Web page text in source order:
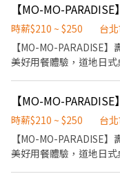
客諮詢服務 3. 店內環境
及閉店整理作業 5. 完成主管交付工作
12:00~21:00 晚班：
六、週日有一天可排班
上。 ✅提供免費溫馨員
無餐飲工作經驗、對餐
『加入三澧 成為家人』
商三澧餐飲集團 HUMAX
台分公司。 深耕台灣多
時薪$210 ~ $250
台
【MO-MO-PARADISE
美好用餐體驗，道地日式桌邊服務。 若您有兼
後續處理 3. 開店前準備
管交付工作 ✅工作時段 中班：12:00~21:00、13:00~22:00或22:30
晚班：18:00~22:30或
有一天可排班者尤佳。)
時薪$210 ~ $250
台
【MO-MO-PARADISE
美好用餐體驗，道地日式桌邊服務。 若您有兼